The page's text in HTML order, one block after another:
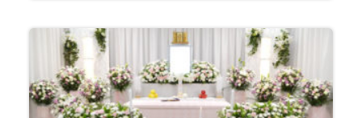
望。 その願いをかなえるため、今回は無宗教出
棺式でしっかりとお花をご用意させていただき
ました。